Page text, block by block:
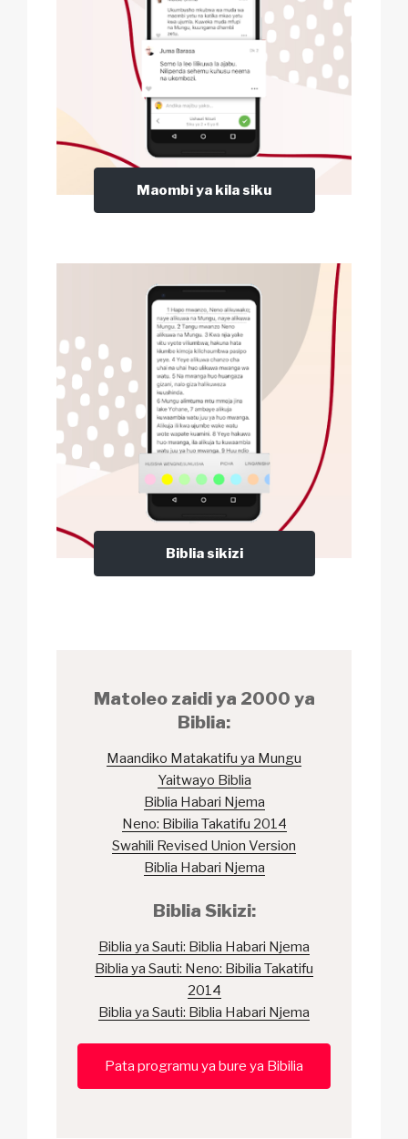
Maombi ya kila siku
Biblia sikizi
Matoleo zaidi ya 2000 ya
Biblia:
Maandiko Matakatifu ya Mungu
Yaitwayo Biblia
Biblia Habari Njema
Neno: Bibilia Takatifu 2014
Swahili Revised Union Version
Biblia Habari Njema
Biblia Sikizi:
Biblia ya Sauti: Biblia Habari Njema
Biblia ya Sauti: Neno: Bibilia Takatifu
2014
Biblia ya Sauti: Biblia Habari Njema
Pata programu ya bure ya Bibilia